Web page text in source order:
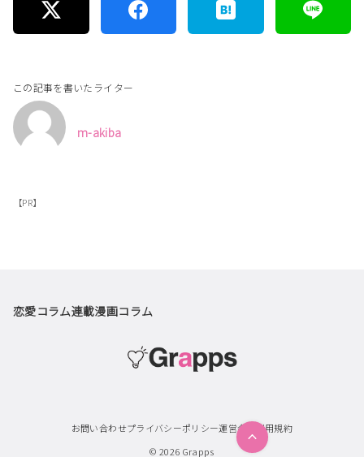
この記事を書いたライター
m-akiba
【PR】
恋愛コラム連載漫画コラム
お問い合わせプライバシーポリシー運営会社
利用規約
© 2026 Grapps